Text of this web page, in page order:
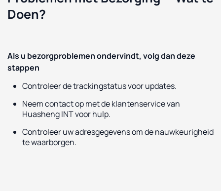
Doen?
Als u bezorgproblemen ondervindt, volg dan deze
stappen
Controleer de trackingstatus voor updates.
Neem contact op met de klantenservice van
Huasheng INT voor hulp.
Controleer uw adresgegevens om de nauwkeurigheid
te waarborgen.